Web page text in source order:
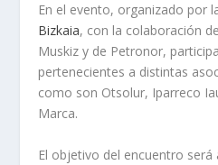
En el evento, organizado por
Bizkaia, con la colaboración
Muskiz y de Petronor,
pertenecientes a distintas
como son Otsolur, Iparreco
Marca.
El objetivo del encuentro será